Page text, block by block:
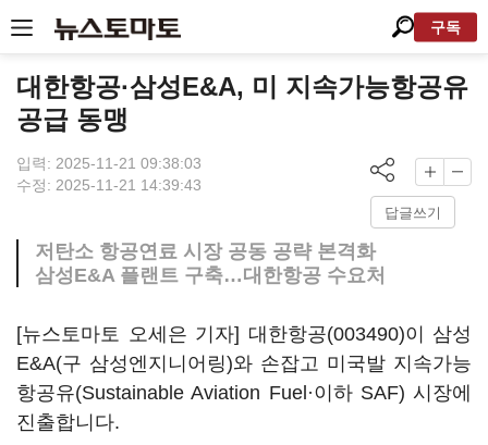
구독
대한항공·삼성E&A, 미 지속가능항공유
공급 동맹
입력: 2025-11-21 09:38:03
수정: 2025-11-21 14:39:43
답글쓰기
저탄소 항공연료 시장 공동 공략 본격화
삼성E&A 플랜트 구축…대한항공 수요처
[뉴스토마토 오세은 기자] 대한항공(003490)이 삼성
E&A(구 삼성엔지니어링)와 손잡고 미국발 지속가능
항공유(Sustainable Aviation Fuel·이하 SAF) 시장에
진출합니다.